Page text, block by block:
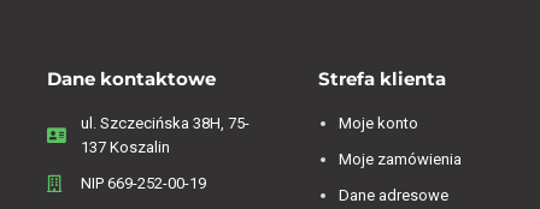
Dane kontaktowe
ul. Szczecińska 38H, 75-
137 Koszalin
NIP 669-252-00-19
Strefa klienta
Moje konto
Moje zamówienia
Dane adresowe